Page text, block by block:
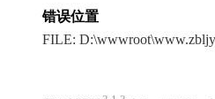
错误位置
FILE: